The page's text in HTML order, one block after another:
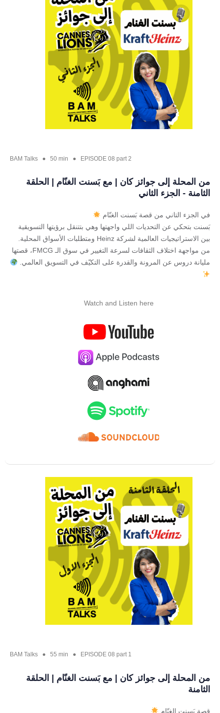
BAM Talks ● 50 min ● EPISODE 08 part 2
من المحلة إلى جوائز كان | مع بَسنت الغنّام | الحلقة
الثامنة - الجزء الثاني
في الجزء التاني من قصة بَسنت الغنّام
بَسنت بتحكي عن التحديات اللي واجهتها وهي بتتنقل برؤيتها التسويقية
بين الاستراتيجيات العالمية لشركة Heinz ومتطلبات الأسواق المحلية.
من مواجهة اختلاف الثقافات لسرعة التغيير في سوق الـ FMCG، قصتها
مليانة دروس عن المرونة والقدرة على التكيّف في التسويق العالمي.
Watch and Listen here
BAM Talks ● 55 min ● EPISODE 08 part 1
من المحلة إلى جوائز كان | مع بَسنت الغنّام | الحلقة
الثامنة
قصة بَسنت الغنّام